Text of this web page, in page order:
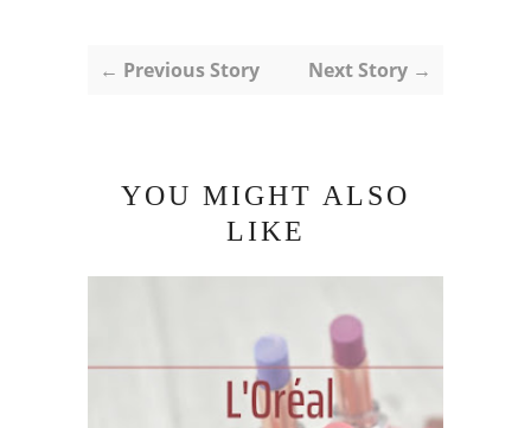
← Previous Story Next Story →
YOU MIGHT ALSO
LIKE